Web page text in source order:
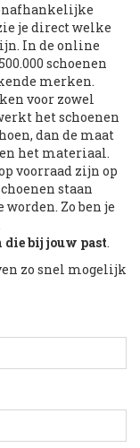
je direct welke
In de online
schoenen
merken.
voor zowel
het schoenen
dan de maat
het materiaal.
voorraad zijn op
staan
Zo ben je
die bij jouw past.
zo snel mogelijk